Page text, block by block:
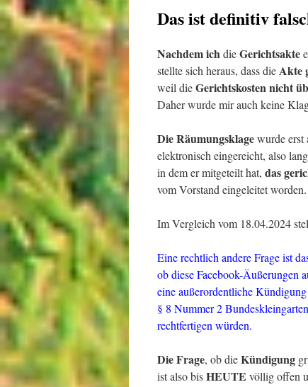
Das ist definitiv
Nachdem ichdieGerichtsakte
stellte sich heraus, dass dieAkte
weil dieGerichtskosten nicht
Daher wurde mir auch keine
Die Räumungsklagewurde erst
elektronisch eingereicht, also
in dem er mitgeteilt hat, das
vom Vorstand eingeleitet worden.
Im Vergleich vom 18.04.2024
Eine rechtlich andere Frage ist
ob diese Facebook-Äußerungen
eine außerordentliche
§ 8 Nummer 2
rechtfertigen würden.
Die Frage, ob dieKündigung
ist also bisHEUTE völlig offen